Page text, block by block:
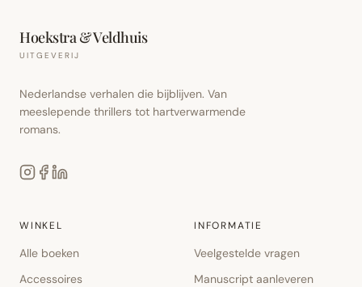
Hoekstra & Veldhuis
UITGEVERIJ
Nederlandse verhalen die bijblijven. Van
meeslepende thrillers tot hartverwarmende
romans.
WINKEL
Alle boeken
Accessoires
INFORMATIE
Veelgestelde vragen
Manuscript aanleveren